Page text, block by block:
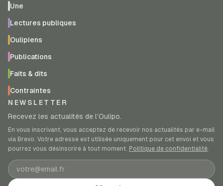
Une
Lectures publiques
Oulipiens
Publications
Faits & dits
Contraintes
NEWSLETTER
Recevez les actualités de l’Oulipo.
En vous inscrivant, vous acceptez de recevoir nos actualités par e-mail
via Brevo. Votre adresse est utilisée uniquement pour cet envoi et vous
pourrez vous désinscrire à tout moment. Politique de confidentialité.
Adresse e-mail